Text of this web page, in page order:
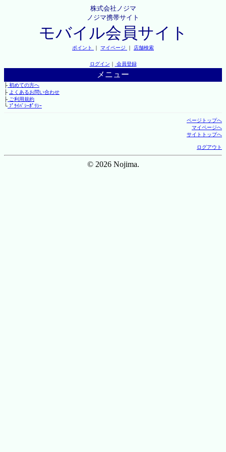
株式会社ノジマ
ノジマ携帯サイト
モバイル会員サイト
ポイント ｜ マイページ ｜ 店舗検索
ログイン ｜ 会員登録
メニュー
├初めての方へ
├ よくあるお問い合わせ
├ご利用規約
└ﾌﾟﾗｲﾊﾞｼｰﾎﾟﾘｼｰ
ページトップへ
マイページへ
サイトトップへ
ログアウト
© 2026 Nojima.